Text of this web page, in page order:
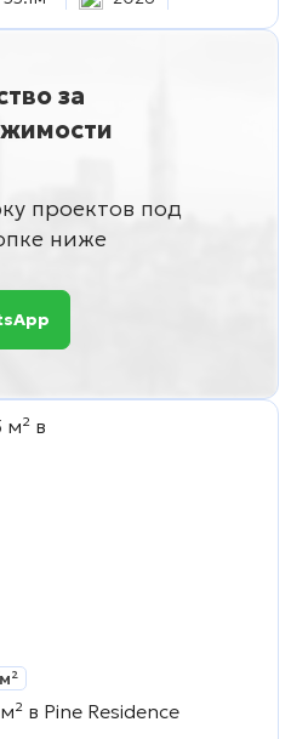
за
проектов под
ниже
в Pine Residence